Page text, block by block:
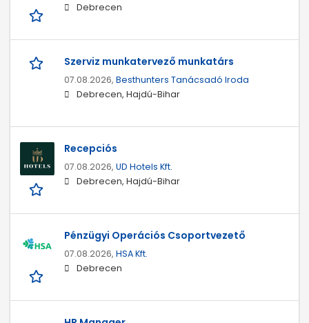
Debrecen
Szerviz munkatervező munkatárs
07.08.2026, Besthunters Tanácsadó Iroda
Debrecen, Hajdú-Bihar
Recepciós
07.08.2026, UD Hotels Kft.
Debrecen, Hajdú-Bihar
Pénzügyi Operációs Csoportvezető
07.08.2026, HSA Kft.
Debrecen